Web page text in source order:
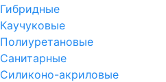
Гибридные
Каучуковые
Полиуретановые
Санитарные
Силиконо-акриловые